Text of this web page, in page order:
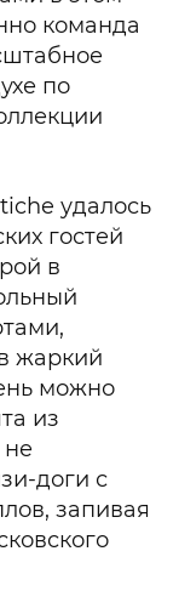
команда
по
удалось
гостей
в
жаркий
можно
из
не
доги с
запивая